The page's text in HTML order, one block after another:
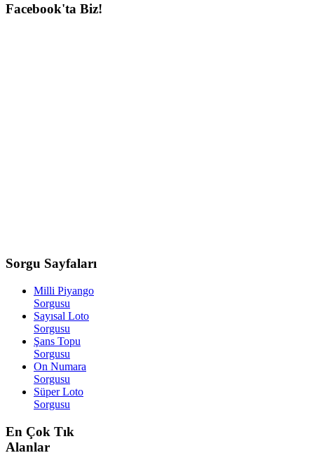
Facebook'ta Biz!
Sorgu Sayfaları
Milli Piyango
Sorgusu
Sayısal Loto
Sorgusu
Şans Topu
Sorgusu
On Numara
Sorgusu
Süper Loto
Sorgusu
En Çok Tık
Alanlar